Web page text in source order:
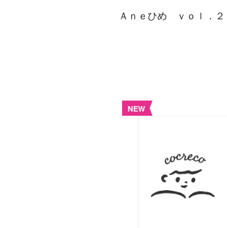
Ａｎｅひめ ｖｏｌ．２
NEW